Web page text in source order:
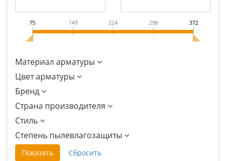
75 149 224 298 372
Материал арматуры
Цвет арматуры
Бренд
Страна производителя
Стиль
Степень пылевлагозащиты